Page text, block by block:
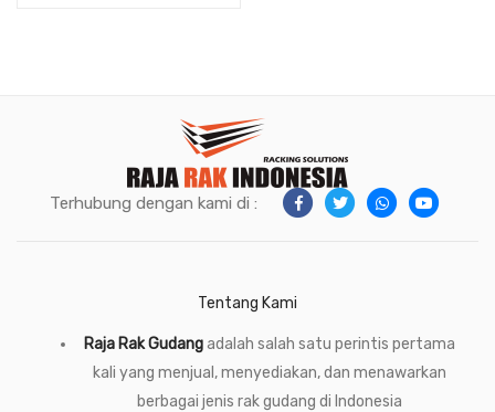
Terhubung dengan kami di :
Tentang Kami
Raja Rak Gudangadalah salah satu perintis pertama
kali yang menjual, menyediakan, dan menawarkan
berbagai jenis rak gudang di Indonesia